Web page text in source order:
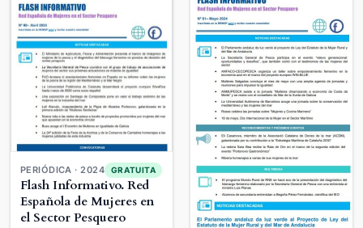
PERIÓDICA · 2024 GRATUITA
Flash Informativo. Red
Española de Mujeres en
el Sector Pesquero